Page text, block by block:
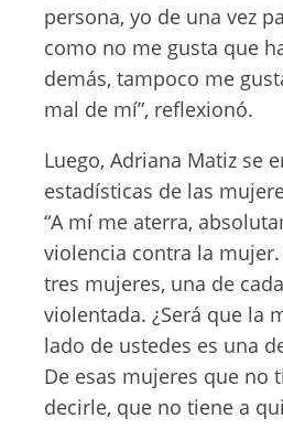
persona, yo de una vez
como no me gusta que
demás, tampoco me
mal de mí”, reflexionó.
Luego, Adriana Matiz se
estadísticas de las
“A mí me aterra,
violencia contra la mujer.
tres mujeres, una de
violentada. ¿Será que la
lado de ustedes es una
De esas mujeres que no
decirle, que no tiene a